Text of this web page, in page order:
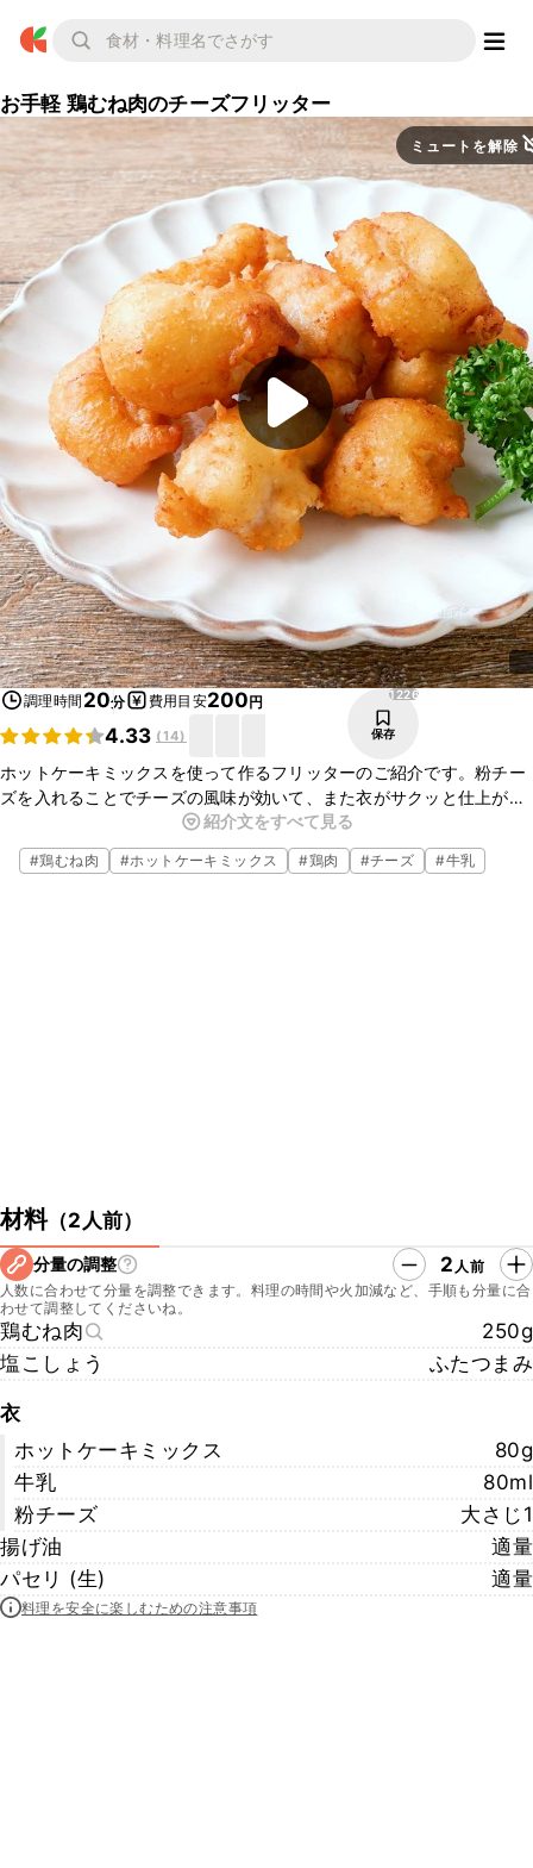
お手軽 鶏むね肉のチーズフリッター
ミュートを解除
調理時間 20分 費用目安200円
4.33 (14)
1226
保存
ホットケーキミックスを使って作るフリッターのご紹介です。粉チー
ズを入れることでチーズの風味が効いて、また衣がサクッと仕上がり
ます。ホットケーキミックスを使って手軽にできるので、ぜひ作って
みてくださいね。
紹介文をすべて見る
#鶏むね肉 #ホットケーキミックス #鶏肉 #チーズ #牛乳
材料（2人前）
分量の調整 2 人前
人数に合わせて分量を調整できます。料理の時間や火加減など、手順も分量に合
わせて調整してくださいね。
鶏むね肉
250g
塩こしょう
ふたつまみ
衣
ホットケーキミックス
80g
牛乳
80ml
粉チーズ
大さじ1
揚げ油
適量
パセリ (生)
適量
料理を安全に楽しむための注意事項